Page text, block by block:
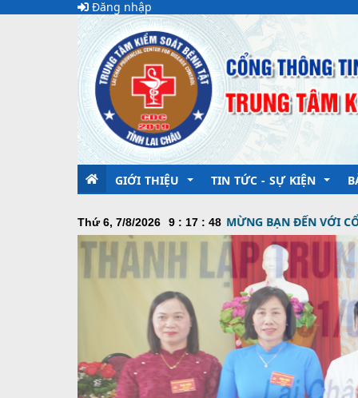
Đăng nhập
GIỚI THIỆU
Lãnh đạo trung tâm
Chức năng nhiệm vụ
Tổ chức bộ máy
Các tổ chức đoàn thểĐảng bộ
Công đoàn
TIN TỨC - SỰ KIỆN
Thời sự - Y Khoa
Cập nhật tình hình dịch
Thông Điệp Truyền Hình
Thứ 6, 7/8/2026 9 : 17 : 50
CHÀO MỪNG BẠN ĐẾN VỚI CỔNG THÔNG TIN